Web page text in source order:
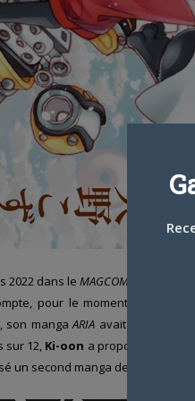
2022 dans leMAGCOMI puis dans
pour le moment, cinq
son mangaARIA avait
sur 12, Ki-oon a proposé en 2020
un second manga de l’autrice,